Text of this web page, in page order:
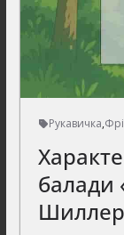
Рукавичка,
балади
Шиллер